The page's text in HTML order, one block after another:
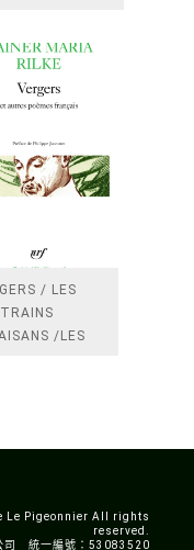
/ LES
/LES
Le Pigeonnier All rights
reserved.
司 統一編號：53083520